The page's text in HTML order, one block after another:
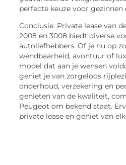
perfecte keuze voor gezinnen
Conclusie: Private lease van
2008 en 3008 biedt diverse
autoliefhebbers. Of je nu op
wendbaarheid, avontuur of
model dat aan je wensen
geniet je van zorgeloos
onderhoud, verzekering en
genieten van de kwaliteit,
Peugeot om bekend staat.
private lease en geniet van